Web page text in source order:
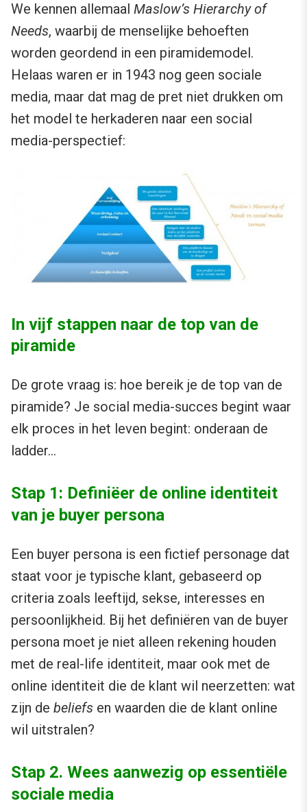
We kennen allemaal Maslow’s Hierarchy of
Needs, waarbij de menselijke behoeften
worden geordend in een piramidemodel.
Helaas waren er in 1943 nog geen sociale
media, maar dat mag de pret niet drukken om
het model te herkaderen naar een social
media-perspectief:
In vijf stappen naar de top van de
piramide
De grote vraag is: hoe bereik je de top van de
piramide? Je social media-succes begint waar
elk proces in het leven begint: onderaan de
ladder…
Stap 1: Definiëer de online identiteit
van je buyer persona
Een buyer persona is een fictief personage dat
staat voor je typische klant, gebaseerd op
criteria zoals leeftijd, sekse, interesses en
persoonlijkheid. Bij het definiëren van de buyer
persona moet je niet alleen rekening houden
met de real-life identiteit, maar ook met de
online identiteit die de klant wil neerzetten: wat
zijn de beliefs en waarden die de klant online
wil uitstralen?
Stap 2. Wees aanwezig op essentiële
sociale media